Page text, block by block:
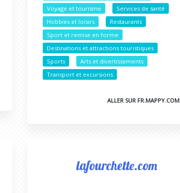
Voyage et tourisme
Services de santé
Hobbies et loisirs
Restaurants
Sport et remise en forme
Destinations et attractions touristiques
Sports
Arts et divertissements
Transport et excursions
ALLER SUR FR.MAPPY.COM
lafourchette.com